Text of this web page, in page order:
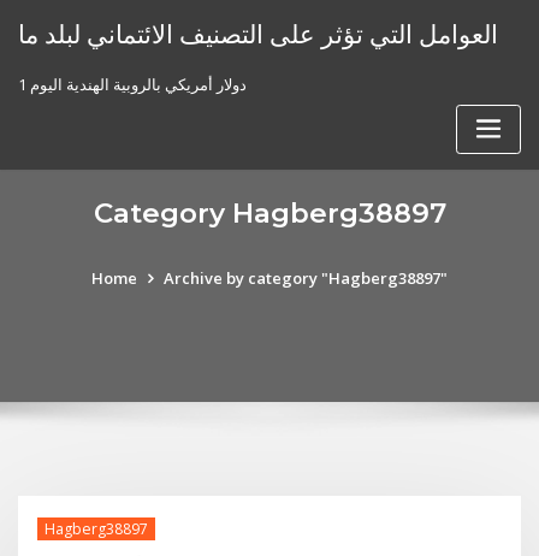
العوامل التي تؤثر على التصنيف الائتماني لبلد ما
1 دولار أمريكي بالروبية الهندية اليوم
Category Hagberg38897
Home Archive by category "Hagberg38897"
Hagberg38897